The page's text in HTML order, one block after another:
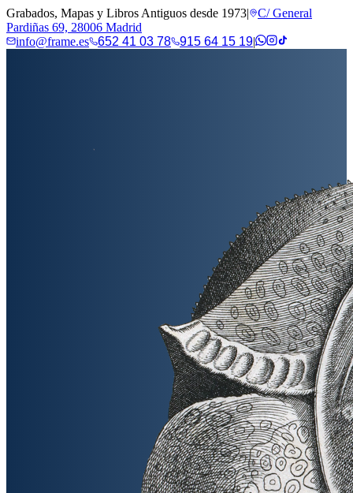
Grabados, Mapas y Libros Antiguos desde 1973|
C/ General
Pardiñas 69, 28006 Madrid
info@frame.es
652 41 03 78 915 64 15 19|